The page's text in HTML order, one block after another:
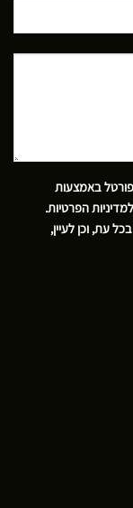
באמצעות
למדיניות הפרטיות.
עת, וכן לעיין,